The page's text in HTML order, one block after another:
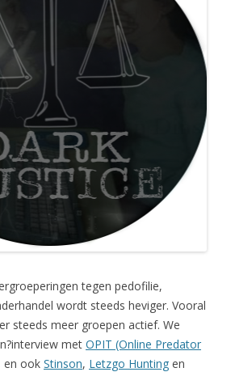
tegen pedofilie,
wordt steeds heviger. Vooral
steeds meer groepen actief. We
met OPIT (Online Predator
en ook Stinson, Letzgo Hunting en